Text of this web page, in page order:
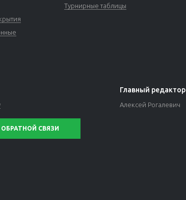
Турнирные таблицы
СВЯЗИ
Главный редактор
Алексей Рогалевич